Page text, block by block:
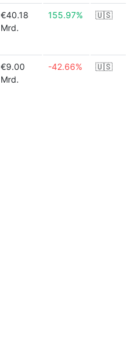
€40.18
Mrd.
155.97% 🇺🇸
€9.00
Mrd.
-42.66% 🇺🇸